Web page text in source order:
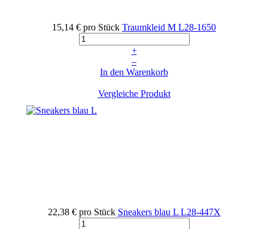
15,14 € pro Stück Traumkleid M L28-1650
+
–
In den Warenkorb
Vergleiche Produkt
22,38 € pro Stück Sneakers blau L L28-447X